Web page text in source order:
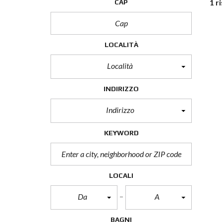
CAP
LOCALITÀ
Località
INDIRIZZO
Indirizzo
KEYWORD
LOCALI
Da A
BAGNI
1